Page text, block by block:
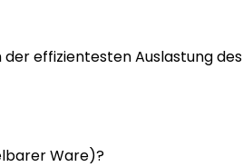
effizientesten Auslastung des
Ware)?